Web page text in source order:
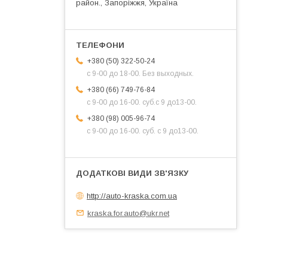
район., Запоріжжя, Україна
+380 (50) 322-50-24
с 9-00 до 18-00. Без выходных.
+380 (66) 749-76-84
с 9-00 до 16-00. суб.с 9 до13-00.
+380 (98) 005-96-74
с 9-00 до 16-00. суб. с 9 до13-00.
http://auto-kraska.com.ua
kraska.for.auto@ukr.net